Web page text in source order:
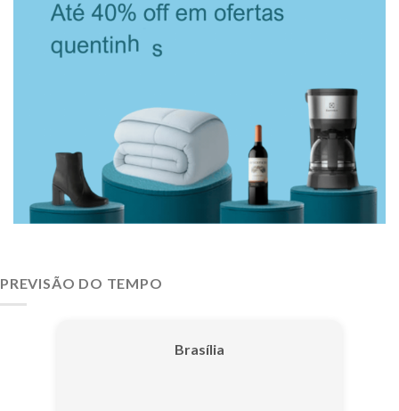
PREVISÃO DO TEMPO
Brasília